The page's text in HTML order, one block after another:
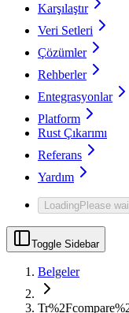
Karşılaştır
Veri Setleri
Çözümler
Rehberler
Entegrasyonlar
Platform
Rust Çıkarımı
Referans
Yardım
LoadingPlease
Toggle Sidebar
Belgeler